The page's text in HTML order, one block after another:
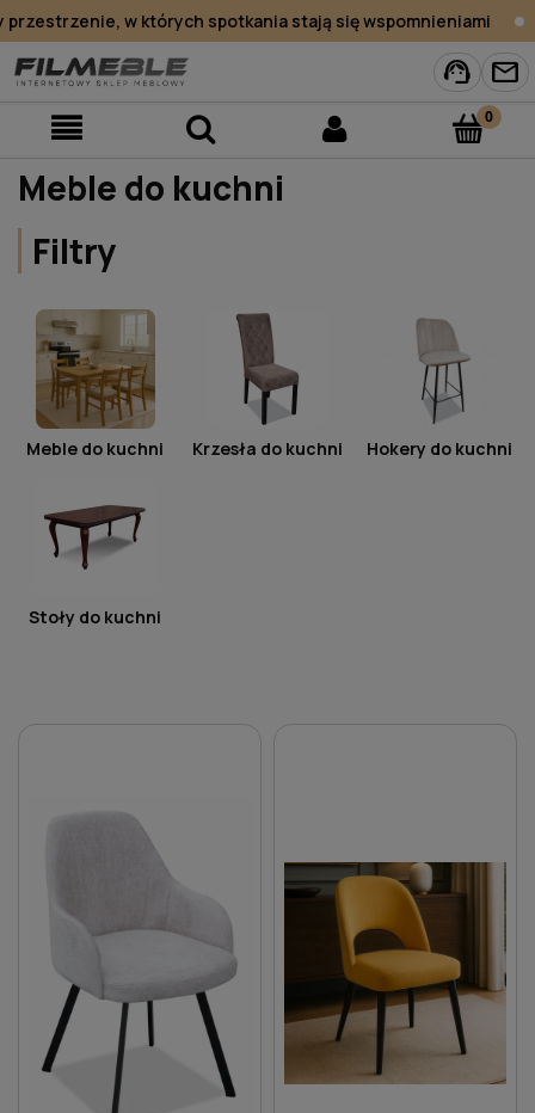
w których spotkania stają się wspomnieniami
support_agent mail
Meble do kuchni
Filtry
Meble do kuchni Krzesła do kuchni Hokery do kuchni
Stoły do kuchni